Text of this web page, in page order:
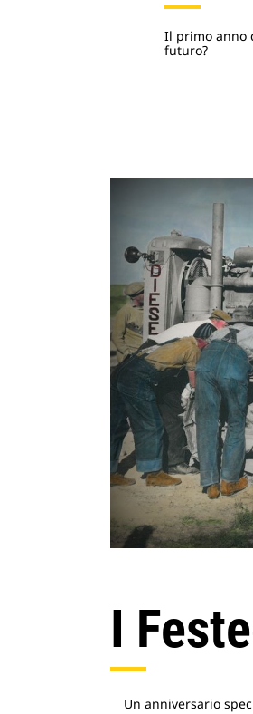
Il primo anno
futuro?
I
Un anniversario